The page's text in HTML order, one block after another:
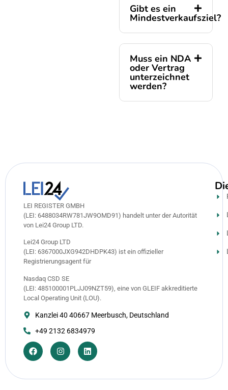
Gibt es ein
Mindestverkaufsziel?
Muss ein NDA
oder Vertrag
unterzeichnet
werden?
LEI REGISTER GMBH
(LEI: 6488034RW781JW9OMD91) handelt unter der Autorität
von Lei24 Group LTD.
Lei24 Group LTD
(LEI: 6367000JXG942DHDPK43) ist ein offizieller
Registrierungsagent für
Nasdaq CSD SE
(LEI: 485100001PLJJ09NZT59), eine von GLEIF akkreditierte
Local Operating Unit (LOU).
Kanzlei 40 40667 Meerbusch, Deutschland
+49 2132 6834979